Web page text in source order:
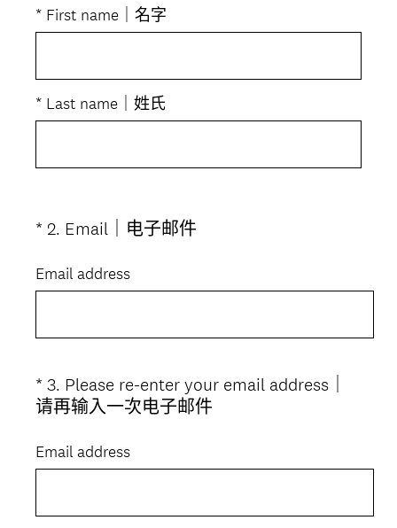
答
。
* First name｜名字
* Last name｜姓氏
Question
* 2. Email｜电子邮件
。
Email address
Question
Title
* 3. Please re-enter your email address｜
请再输入一次电子邮件
。
Email address